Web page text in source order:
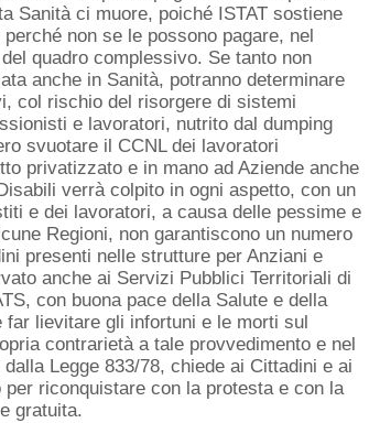
Sanità ci muore, poiché ISTAT sostiene
non se le possono pagare, nel
quadro complessivo. Se tanto non
anche in Sanità, potranno determinare
col rischio del risorgere di sistemi
e lavoratori, nutrito dal dumping
svuotare il CCNL dei lavoratori
privatizzato e in mano ad Aziende anche
verrà colpito in ogni aspetto, con un
e dei lavoratori, a causa delle pessime e
Regioni, non garantiscono un numero
presenti nelle strutture per Anziani e
anche ai Servizi Pubblici Territoriali di
con buona pace della Salute e della
lievitare gli infortuni e le morti sul
contrarietà a tale provvedimento e nel
Legge 833/78, chiede ai Cittadini e ai
riconquistare con la protesta e con la
universale e gratuita.